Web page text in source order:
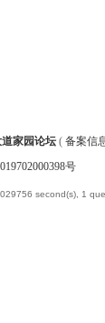
家园论坛( 备案信
号
second(s), 1